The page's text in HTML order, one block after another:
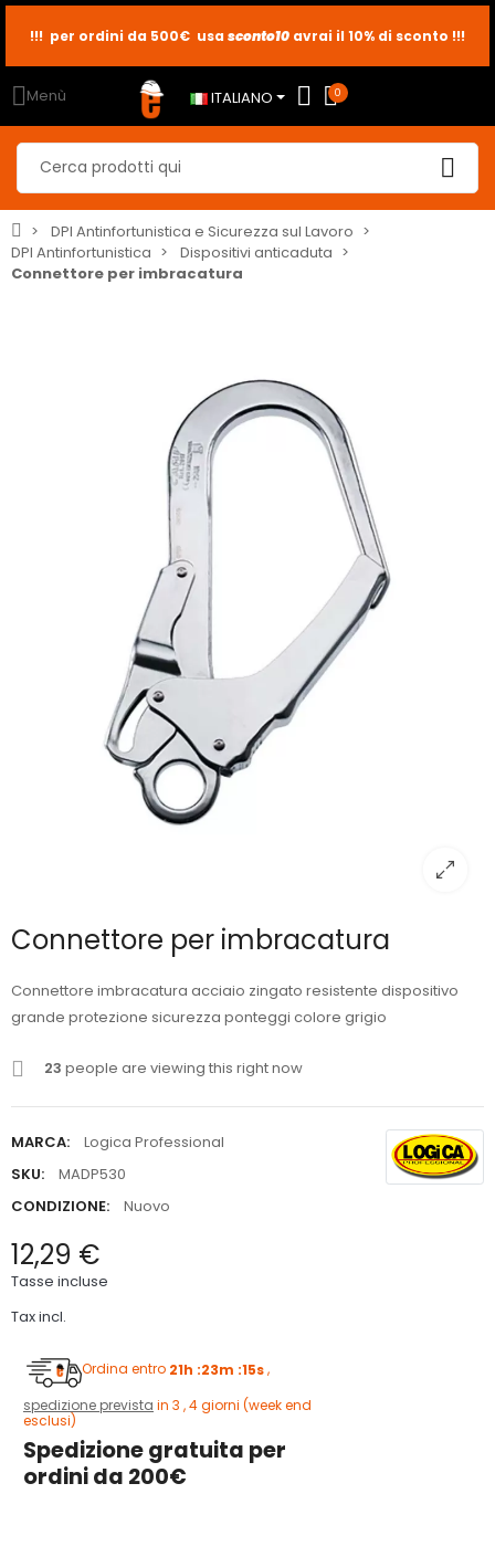
sconto2
sconto5
!!! per ordini da 500€ usa sconto10 avrai il 10% di sconto !!!
Menù ITALIANO 0
DPI Antinfortunistica e Sicurezza sul Lavoro
DPI Antinfortunistica
Dispositivi anticaduta
Connettore per imbracatura
Connettore per imbracatura
Connettore imbracatura acciaio zingato resistente dispositivo
grande protezione sicurezza ponteggi colore grigio
23 people are viewing this right now
MARCA:
Logica Professional
SKU:
MADP530
CONDIZIONE:
Nuovo
12,29 €
Tasse incluse
Tax incl.
Ordina entro 21h :23m :14s,
spedizione prevista in 3 , 4 giorni (week end
esclusi)
Spedizione gratuita per
ordini da 200€